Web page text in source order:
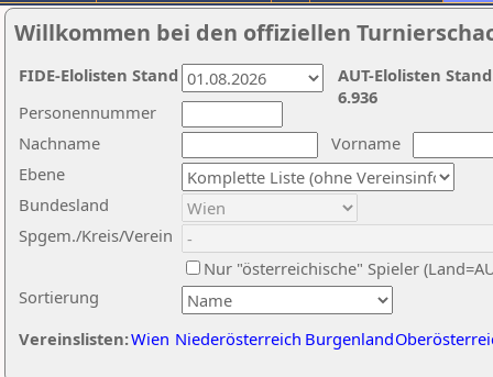
Willkommen bei den offiziellen
Nachname
Vorname
Ebene
Sortierung
Personennummer
Bundesland
Spgem./Kreis/Verein
Nur "österreichische" Spieler
Vereinslisten:Wien Niederösterreich Burgenland
AUT-Elolisten
6.936
FIDE-Elolisten Stand